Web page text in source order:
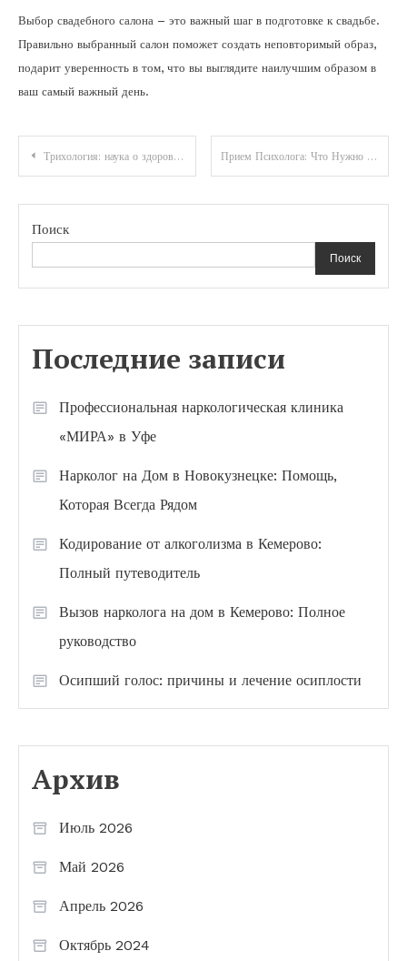
Выбор свадебного салона – это важный шаг в подготовке к свадьбе.
Правильно выбранный салон поможет создать неповторимый образ,
подарит уверенность в том, что вы выглядите наилучшим образом в
ваш самый важный день.
Навигация
по
записям
Трихология: наука о здоровье волос и кожи головы Прием Психолога: Что Нужно Знать Перед Визитом
Поиск
Поиск
Последние записи
Профессиональная наркологическая клиника
«МИРА» в Уфе
Нарколог на Дом в Новокузнецке: Помощь,
Которая Всегда Рядом
Кодирование от алкоголизма в Кемерово:
Полный путеводитель
Вызов нарколога на дом в Кемерово: Полное
руководство
Осипший голос: причины и лечение осиплости
Архив
Июль 2026
Май 2026
Апрель 2026
Октябрь 2024